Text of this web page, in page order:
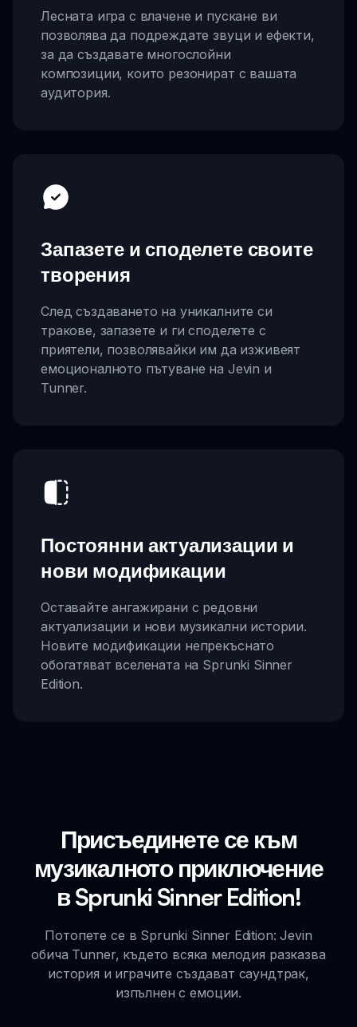
Лесната игра с влачене и пускане ви
позволява да подреждате звуци и ефекти,
за да създавате многослойни
композиции, които резонират с вашата
аудитория.
Запазете и споделете своите
творения
След създаването на уникалните си
тракове, запазете и ги споделете с
приятели, позволявайки им да изживеят
емоционалното пътуване на Jevin и
Tunner.
Постоянни актуализации и
нови модификации
Оставайте ангажирани с редовни
актуализации и нови музикални истории.
Новите модификации непрекъснато
обогатяват вселената на Sprunki Sinner
Edition.
Присъединете се към
музикалното приключение
в Sprunki Sinner Edition!
Потопете се в Sprunki Sinner Edition: Jevin
обича Tunner, където всяка мелодия разказва
история и играчите създават саундтрак,
изпълнен с емоции.